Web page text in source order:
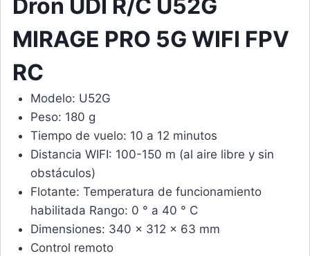
Dron UDI R/C U52G
MIRAGE PRO 5G WIFI FPV
RC
Modelo: U52G
Peso: 180 g
Tiempo de vuelo: 10 a 12 minutos
Distancia WIFI: 100-150 m (al aire libre y sin
obstáculos)
Flotante: Temperatura de funcionamiento
habilitada Rango: 0 ° a 40 ° C
Dimensiones: 340 x 312 x 63 mm
Control remoto